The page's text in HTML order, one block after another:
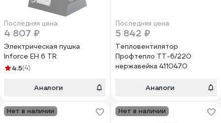
Последняя цена
4 807 ₽
Электрическая пушка
Inforce EH 6 TR
4.5(4)
Аналоги
Последняя цена
5 842 ₽
Тепловентилятор
Профтепло ТТ-6/220
нержавейка 4110470
Аналоги
Нет в наличии Нет в наличии